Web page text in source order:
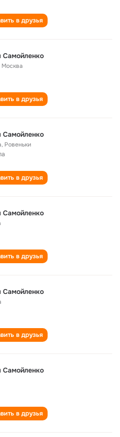
в друзья
Самойленко
Москва
в друзья
Самойленко
, Ровеньки
в друзья
Самойленко
в друзья
Самойленко
в друзья
Самойленко
в друзья